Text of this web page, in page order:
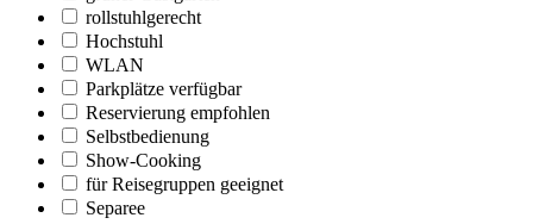
rollstuhlgerecht
Hochstuhl
WLAN
Parkplätze verfügbar
Reservierung empfohlen
Selbstbedienung
Show-Cooking
für Reisegruppen geeignet
Separee